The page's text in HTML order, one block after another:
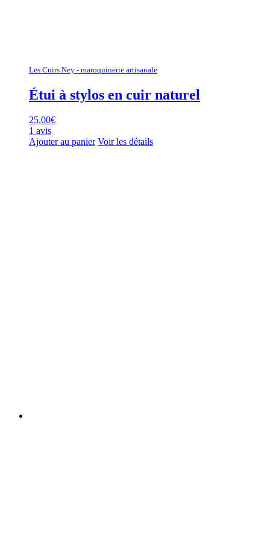
Les Cuirs Ney - maroquinerie artisanale
Étui à stylos en cuir naturel
25,00€
1 avis
Ajouter au panier Voir les détails